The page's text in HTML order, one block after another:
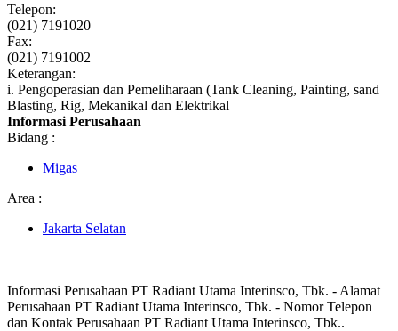
Telepon:
(021) 7191020
Fax:
(021) 7191002
Keterangan:
i. Pengoperasian dan Pemeliharaan (Tank Cleaning, Painting, sand
Blasting, Rig, Mekanikal dan Elektrikal
Informasi Perusahaan
Bidang :
Migas
Area :
Jakarta Selatan
Informasi Perusahaan PT Radiant Utama Interinsco, Tbk. - Alamat
Perusahaan PT Radiant Utama Interinsco, Tbk. - Nomor Telepon
dan Kontak Perusahaan PT Radiant Utama Interinsco, Tbk..